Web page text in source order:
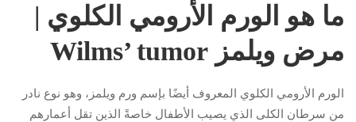
ما هو الورم الأرومي الكلوي |
مرض ويلمز Wilms’ tumor
الورم الأرومي الكلوي المعروف أيضًا بإسم ورم ويلمز، وهو نوع نادر
من سرطان الكلى الذي يصيب الأطفال خاصةً الذين تقل أعمارهم